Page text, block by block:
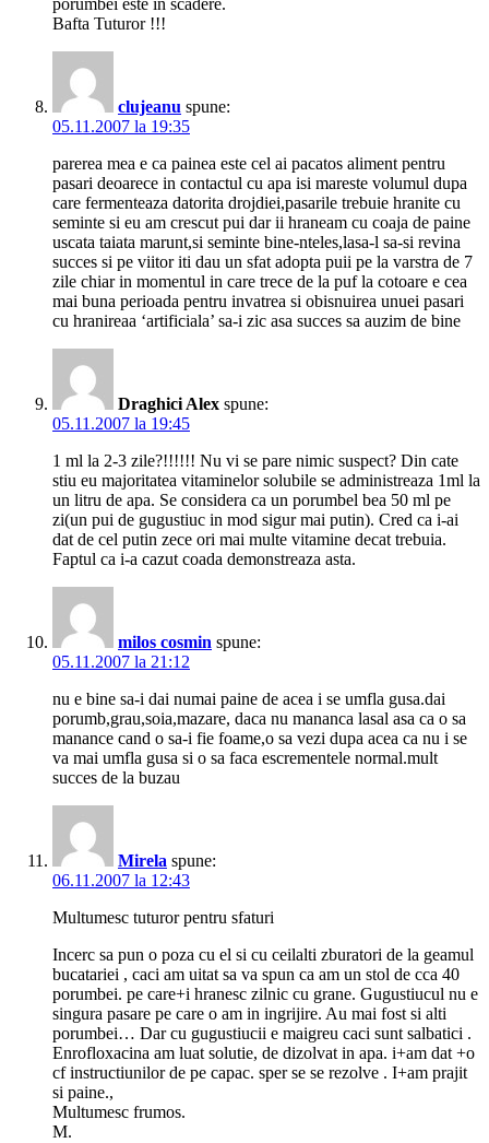
porumbei este in scadere.
Bafta Tuturor !!!
clujeanu spune:
05.11.2007 la 19:35
parerea mea e ca painea este cel ai pacatos aliment pentru
pasari deoarece in contactul cu apa isi mareste volumul dupa
care fermenteaza datorita drojdiei,pasarile trebuie hranite cu
seminte si eu am crescut pui dar ii hraneam cu coaja de paine
uscata taiata marunt,si seminte bine-nteles,lasa-l sa-si revina
succes si pe viitor iti dau un sfat adopta puii pe la varstra de 7
zile chiar in momentul in care trece de la puf la cotoare e cea
mai buna perioada pentru invatrea si obisnuirea unuei pasari
cu hranireaa ‘artificiala’ sa-i zic asa succes sa auzim de bine
Draghici Alex spune:
05.11.2007 la 19:45
1 ml la 2-3 zile?!!!!!! Nu vi se pare nimic suspect? Din cate
stiu eu majoritatea vitaminelor solubile se administreaza 1ml la
un litru de apa. Se considera ca un porumbel bea 50 ml pe
zi(un pui de gugustiuc in mod sigur mai putin). Cred ca i-ai
dat de cel putin zece ori mai multe vitamine decat trebuia.
Faptul ca i-a cazut coada demonstreaza asta.
milos cosmin spune:
05.11.2007 la 21:12
nu e bine sa-i dai numai paine de acea i se umfla gusa.dai
porumb,grau,soia,mazare, daca nu mananca lasal asa ca o sa
manance cand o sa-i fie foame,o sa vezi dupa acea ca nu i se
va mai umfla gusa si o sa faca escrementele normal.mult
succes de la buzau
Mirela spune:
06.11.2007 la 12:43
Multumesc tuturor pentru sfaturi
Incerc sa pun o poza cu el si cu ceilalti zburatori de la geamul
bucatariei , caci am uitat sa va spun ca am un stol de cca 40
porumbei. pe care+i hranesc zilnic cu grane. Gugustiucul nu e
singura pasare pe care o am in ingrijire. Au mai fost si alti
porumbei… Dar cu gugustiucii e maigreu caci sunt salbatici .
Enrofloxacina am luat solutie, de dizolvat in apa. i+am dat +o
cf instructiunilor de pe capac. sper se se rezolve . I+am prajit
si paine.,
Multumesc frumos.
M.